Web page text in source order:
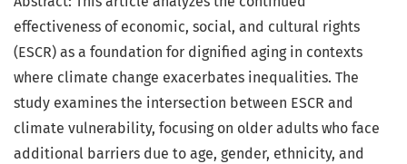
effectiveness of economic, social, and cultural rights
(ESCR) as a foundation for dignified aging in contexts
where climate change exacerbates inequalities. The
study examines the intersection between ESCR and
climate vulnerability, focusing on older adults who face
additional barriers due to age, gender, ethnicity, and